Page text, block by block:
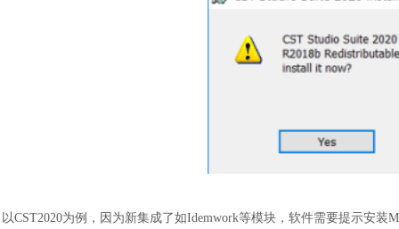
以CST2020为例，因为新集成了如Idemwork等模块，软件需要提示安